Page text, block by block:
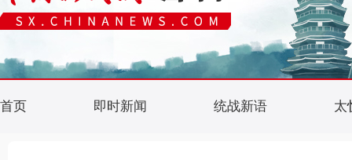
首页 即时新闻 统战新语 太